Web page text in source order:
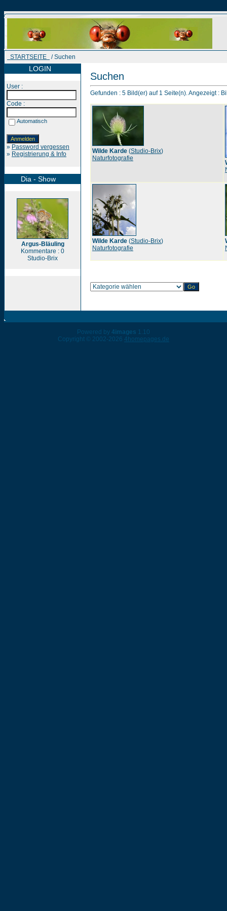
STARTSEITE / Suchen
LOGIN
User :
Code :
Automatisch
» Password vergessen
» Registrierung & Info
Dia - Show
Argus-Bläuling
Kommentare : 0
Studio-Brix
Suchen
Gefunden : 5 Bild(er) auf 1 Seite(n). Angezeigt :
Wilde Karde (Studio-Brix)
Naturfotografie
Wilde Karde (Studio-Brix)
Naturfotografie
Powered by 4images 1.10
Copyright © 2002-2026 4homepages.de